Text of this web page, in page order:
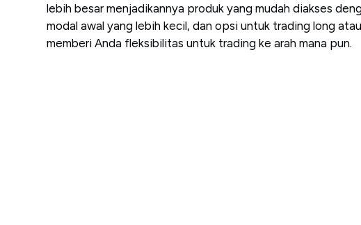
lebih besar menjadikannya produk yang mudah diakses
modal awal yang lebih kecil, dan opsi untuk trading long
memberi Anda fleksibilitas untuk trading ke arah mana pun.